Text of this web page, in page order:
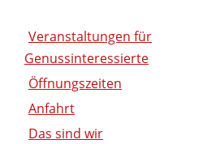
Veranstaltungen für
Genussinteressierte
Öffnungszeiten
Anfahrt
Das sind wir